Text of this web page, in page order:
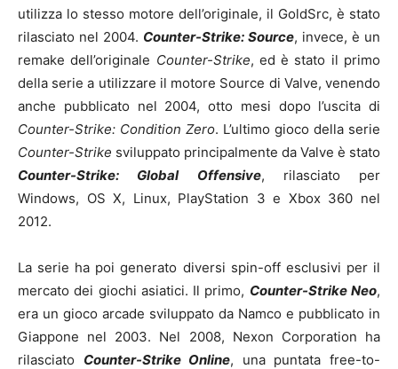
utilizza lo stesso motore dell’originale, il GoldSrc, è stato
rilasciato nel 2004. Counter-Strike: Source, invece, è un
remake dell’originale Counter-Strike, ed è stato il primo
della serie a utilizzare il motore Source di Valve, venendo
anche pubblicato nel 2004, otto mesi dopo l’uscita di
Counter-Strike: Condition Zero. L’ultimo gioco della serie
Counter-Strike sviluppato principalmente da Valve è stato
Counter-Strike: Global Offensive, rilasciato per
Windows, OS X, Linux, PlayStation 3 e Xbox 360 nel
2012.
La serie ha poi generato diversi spin-off esclusivi per il
mercato dei giochi asiatici. Il primo, Counter-Strike Neo,
era un gioco arcade sviluppato da Namco e pubblicato in
Giappone nel 2003. Nel 2008, Nexon Corporation ha
rilasciato Counter-Strike Online, una puntata free-to-